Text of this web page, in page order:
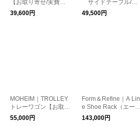
【お取り寄せ/実費送
料】【日本正規代理店
品】
39,600円
サイドテーブル/日
本正規代理店品【お取
り寄せ】
49,500円
MOHEIM｜TROLLEY
トレーワゴン【お取り
寄せ】【大型送料】
55,000円
Form＆Refine｜A Lin
e Shoe Rack（エーラ
イン シューラック）
【お取り寄せ】【大型
143,000円